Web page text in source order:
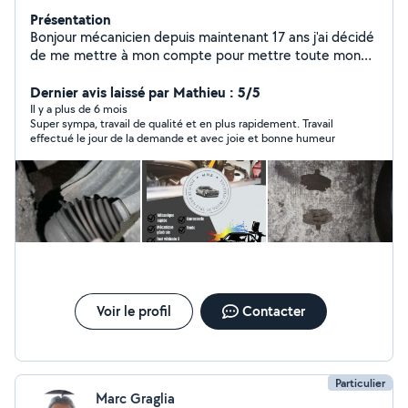
Présentation
Bonjour mécanicien depuis maintenant 17 ans j'ai décidé
de me mettre à mon compte pour mettre toute mon
très soucieux des détails je serai ravi d'entretenir vos
véhicules pour que vous puissiez rouler en toute
sécurité.
Dernier avis laissé par Mathieu : 5/5
Il y a plus de 6 mois
Super sympa, travail de qualité et en plus rapidement. Travail
effectué le jour de la demande et avec joie et bonne humeur
Voir le profil Contacter
Particulier
Marc Graglia